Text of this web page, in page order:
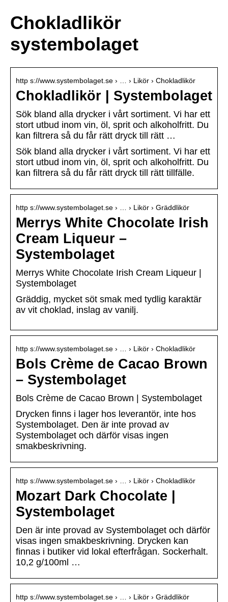
Chokladlikör
systembolaget
http s://www.systembolaget.se › … › Likör › Chokladlikör
Chokladlikör | Systembolaget
Sök bland alla drycker i vårt sortiment. Vi har ett
stort utbud inom vin, öl, sprit och alkoholfritt. Du
kan filtrera så du får rätt dryck till rätt …
Sök bland alla drycker i vårt sortiment. Vi har ett
stort utbud inom vin, öl, sprit och alkoholfritt. Du
kan filtrera så du får rätt dryck till rätt tillfälle.
http s://www.systembolaget.se › … › Likör › Gräddlikör
Merrys White Chocolate Irish
Cream Liqueur –
Systembolaget
Merrys White Chocolate Irish Cream Liqueur |
Systembolaget
Gräddig, mycket söt smak med tydlig karaktär
av vit choklad, inslag av vanilj.
http s://www.systembolaget.se › … › Likör › Chokladlikör
Bols Crème de Cacao Brown
– Systembolaget
Bols Crème de Cacao Brown | Systembolaget
Drycken finns i lager hos leverantör, inte hos
Systembolaget. Den är inte provad av
Systembolaget och därför visas ingen
smakbeskrivning.
http s://www.systembolaget.se › … › Likör › Chokladlikör
Mozart Dark Chocolate |
Systembolaget
Den är inte provad av Systembolaget och därför
visas ingen smakbeskrivning. Drycken kan
finnas i butiker vid lokal efterfrågan. Sockerhalt.
10,2 g/100ml …
http s://www.systembolaget.se › … › Likör › Gräddlikör